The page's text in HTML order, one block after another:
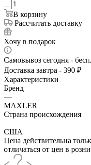
В корзину
Рассчитать доставку
Хочу в подарок
Самовывоз сегодня -
Доставка завтра - 390 ₽
Характеристики
Бренд
—
MAXLER
Страна происхождения
—
США
Цена действительна
отличаться от цен в